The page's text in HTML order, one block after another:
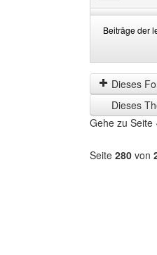
Beiträge der
der
letzten
Zeit
anzeigen
by
Dieses
Dieses
Gehe zu Seite
Seite 280 von